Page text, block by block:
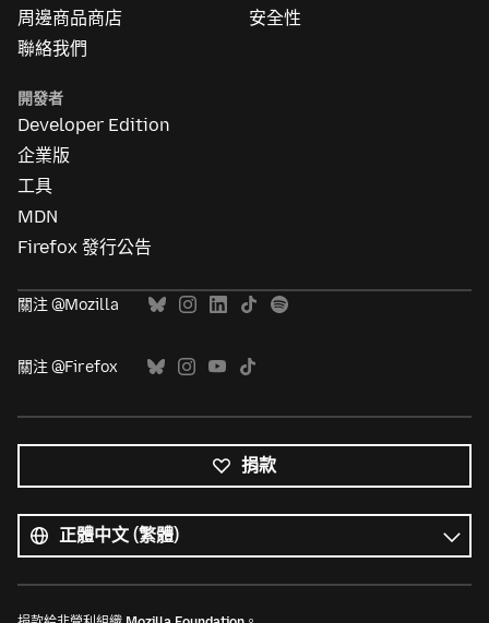
周邊商品商店
聯絡我們
安全性
開發者
Developer Edition
企業版
工具
MDN
Firefox 發行公告
關注 @Mozilla
關注 @Firefox
捐款
有
語
言
語
言